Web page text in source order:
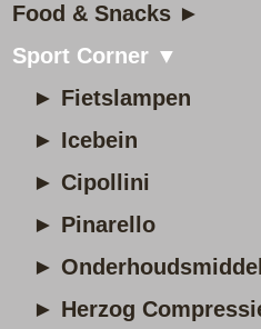
Food & Snacks ►
Sport Corner ▼
► Fietslampen
► Icebein
► Cipollini
► Pinarello
►
► Herzog